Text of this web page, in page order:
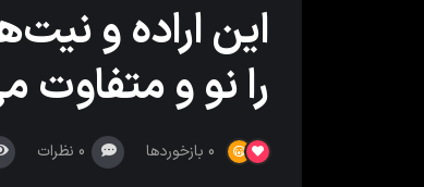
این اراده و
را نو و متفاوت
0 بازخوردها 0 نظرات